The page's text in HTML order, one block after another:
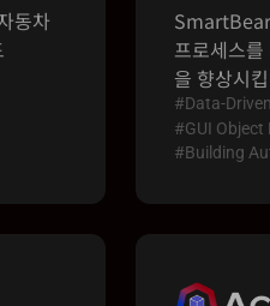
동차
프로세스
을 향상시
#Data-
#GUI Object
#Building